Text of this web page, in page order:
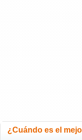
¿Cuándo es el